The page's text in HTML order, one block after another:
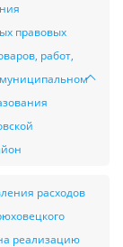
правовых
работ,
муниципальном
расходов
реализацию